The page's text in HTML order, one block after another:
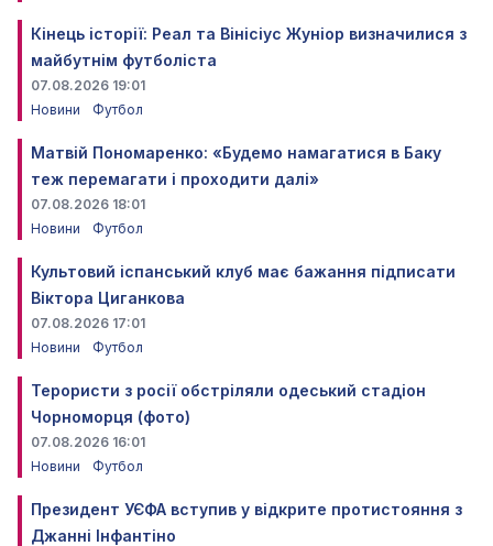
Кінець історії: Реал та Вінісіус Жуніор визначилися з
майбутнім футболіста
07.08.2026 19:01
Новини
Футбол
Матвій Пономаренко: «Будемо намагатися в Баку
теж перемагати і проходити далі»
07.08.2026 18:01
Новини
Футбол
Культовий іспанський клуб має бажання підписати
Віктора Циганкова
07.08.2026 17:01
Новини
Футбол
Терористи з росії обстріляли одеський стадіон
Чорноморця (фото)
07.08.2026 16:01
Новини
Футбол
Президент УЄФА вступив у відкрите протистояння з
Джанні Інфантіно